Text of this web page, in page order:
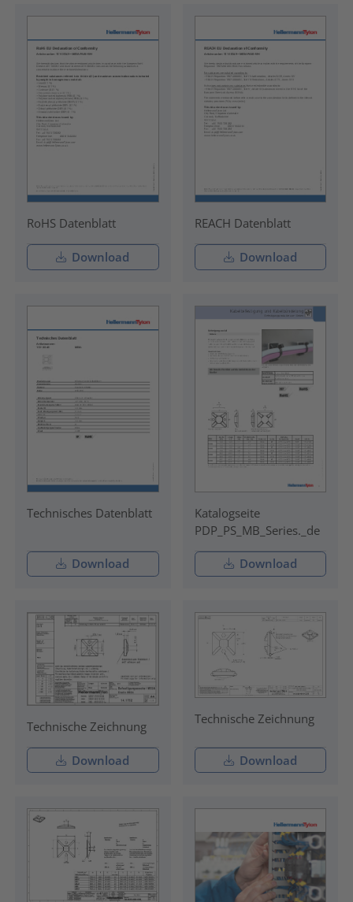
RoHS Datenblatt
Download
REACH Datenblatt
Download
Technisches Datenblatt
Download
Katalogseite
PDP_PS_MB_Series._de
Download
Technische Zeichnung
Download
Technische Zeichnung
Download